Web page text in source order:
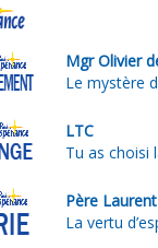
Mgr Olivier
Le mystère
LTC
Tu as choisi
Père
La vertu